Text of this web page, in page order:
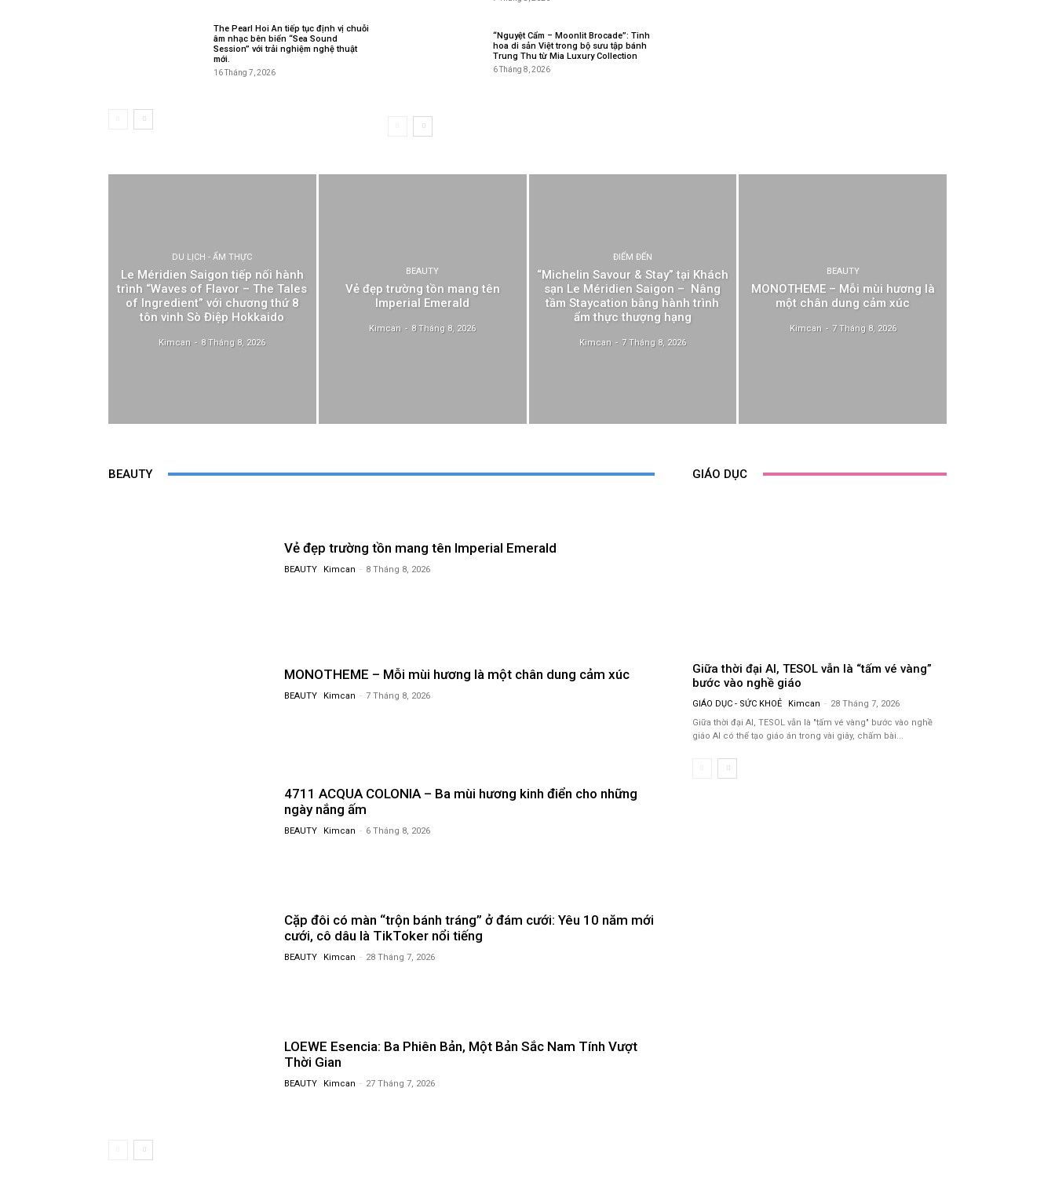
The Pearl Hoi An tiếp tục định vị chuỗi
âm nhạc bên biển “Sea Sound
Session” với trải nghiệm nghệ thuật
mới.
16 Tháng 7, 2026
“Nguyệt Cẩm – Moonlit Brocade”: Tinh
hoa di sản Việt trong bộ sưu tập bánh
Trung Thu từ Mia Luxury Collection
6 Tháng 8, 2026
DU LỊCH - ẨM THỰC
Le Méridien Saigon tiếp nối hành
trình “Waves of Flavor – The Tales
of Ingredient” với chương thứ 8
tôn vinh Sò Điệp Hokkaido
Kimcan - 8 Tháng 8, 2026
BEAUTY
Vẻ đẹp trường tồn mang tên
Imperial Emerald
Kimcan - 8 Tháng 8, 2026
ĐIỂM ĐẾN
“Michelin Savour & Stay” tại Khách
sạn Le Méridien Saigon – Nâng
tầm Staycation bằng hành trình
ẩm thực thượng hạng
Kimcan - 7 Tháng 8, 2026
BEAUTY
MONOTHEME – Mỗi mùi hương là
một chân dung cảm xúc
Kimcan - 7 Tháng 8, 2026
BEAUTY
Vẻ đẹp trường tồn mang tên Imperial Emerald
BEAUTY Kimcan - 8 Tháng 8, 2026
MONOTHEME – Mỗi mùi hương là một chân dung cảm xúc
BEAUTY Kimcan - 7 Tháng 8, 2026
4711 ACQUA COLONIA – Ba mùi hương kinh điển cho những
ngày nắng ấm
BEAUTY Kimcan - 6 Tháng 8, 2026
Cặp đôi có màn “trộn bánh tráng” ở đám cưới: Yêu 10 năm mới
cưới, cô dâu là TikToker nổi tiếng
BEAUTY Kimcan - 28 Tháng 7, 2026
LOEWE Esencia: Ba Phiên Bản, Một Bản Sắc Nam Tính Vượt
Thời Gian
BEAUTY Kimcan - 27 Tháng 7, 2026
GIÁO DỤC
Giữa thời đại AI, TESOL vẫn là “tấm vé vàng”
bước vào nghề giáo
GIÁO DỤC - SỨC KHOẺ Kimcan - 28 Tháng 7, 2026
Giữa thời đại AI, TESOL vẫn là "tấm vé vàng" bước vào nghề
giáo AI có thể tạo giáo án trong vài giây, chấm bài...